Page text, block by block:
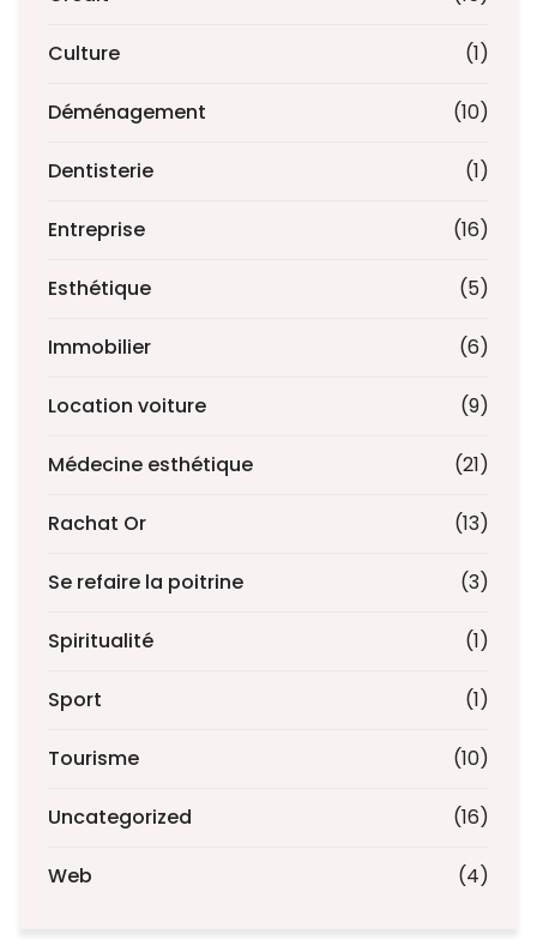
Culture (1)
Déménagement (10)
Dentisterie (1)
Entreprise (16)
Esthétique (5)
Immobilier (6)
Location voiture (9)
Médecine esthétique (21)
Rachat Or (13)
Se refaire la poitrine (3)
Spiritualité (1)
Sport (1)
Tourisme (10)
Uncategorized (16)
Web (4)